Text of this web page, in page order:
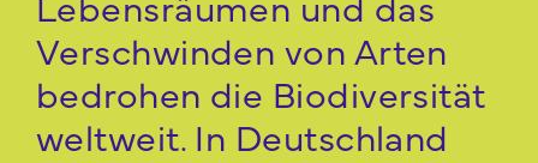
Verschwinden von Arten
bedrohen die Biodiversität
weltweit. In Deutschland